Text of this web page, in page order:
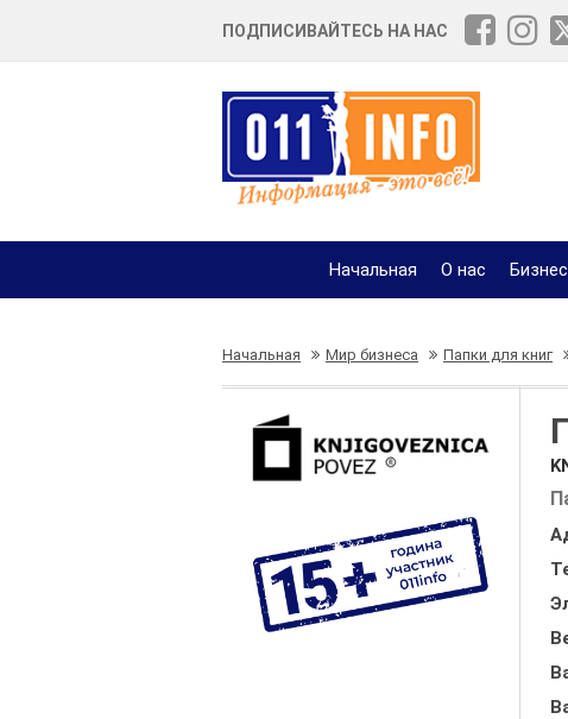
ПОДПИСИВАЙТЕСЬ НА НАС
Начальная О нас
Начальная Мир бизнеса Папки для книг